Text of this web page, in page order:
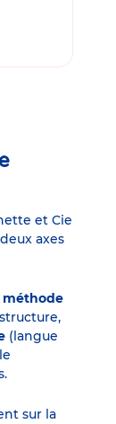
et Cie
axes
méthode
(langue
sur la